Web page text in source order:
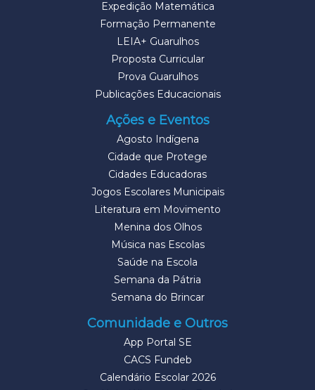
Expedição Matemática
Formação Permanente
LEIA+ Guarulhos
Proposta Curricular
Prova Guarulhos
Publicações Educacionais
Ações e Eventos
Agosto Indígena
Cidade que Protege
Cidades Educadoras
Jogos Escolares Municipais
Literatura em Movimento
Menina dos Olhos
Música nas Escolas
Saúde na Escola
Semana da Pátria
Semana do Brincar
Comunidade e Outros
App Portal SE
CACS Fundeb
Calendário Escolar 2026